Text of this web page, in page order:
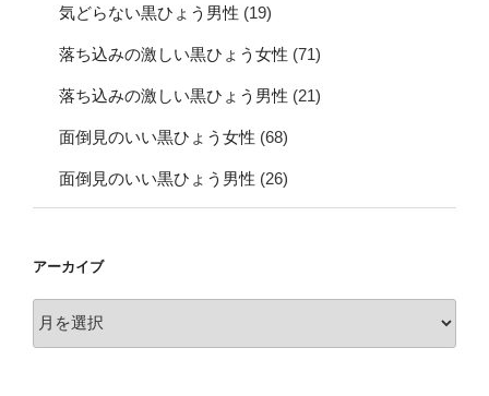
気どらない黒ひょう男性 (19)
落ち込みの激しい黒ひょう女性 (71)
落ち込みの激しい黒ひょう男性 (21)
面倒見のいい黒ひょう女性 (68)
面倒見のいい黒ひょう男性 (26)
アーカイブ
ー